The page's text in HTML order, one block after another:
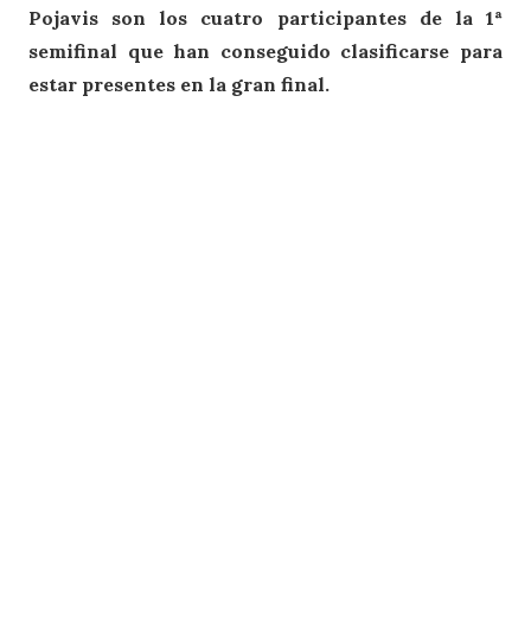
Pojavis son los cuatro participantes de la 1ª
semifinal que han conseguido clasificarse para
estar presentes en la gran final.